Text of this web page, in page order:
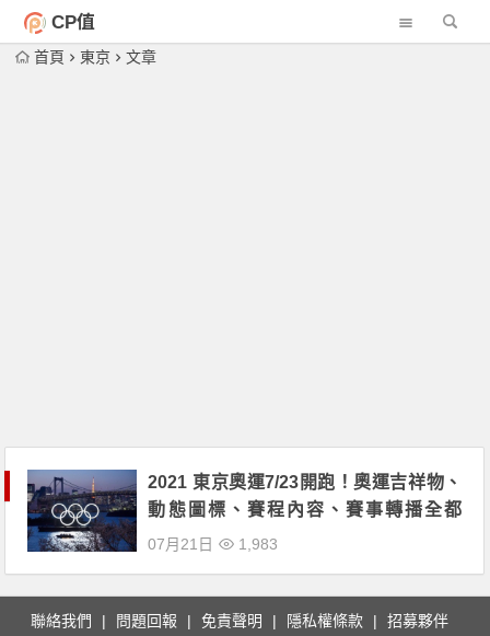
CP值
首頁 東京 文章
2021 東京奧運7/23開跑！奧運吉祥物、
動態圖標、賽程內容、賽事轉播全都
看！
07月21日 1,983
聯絡我們 問題回報 免責聲明 隱私權條款 招募夥伴